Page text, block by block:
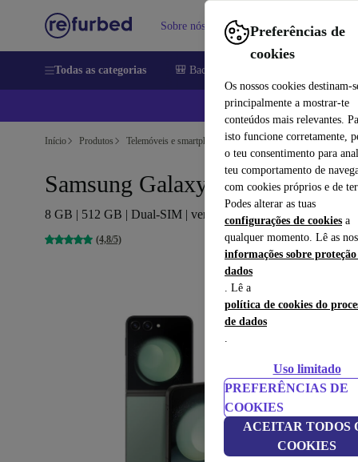
Preferências de
cookies
Os nossos cookies destinam-
principalmente a mostrar-te
conteúdos mais relevantes.
isto funcione corretamente,
o teu consentimento para
teu comportamento de
com cookies próprios e de
Podes alterar as tuas
configurações de cookies a
qualquer momento. Lê as
informações sobre
dados
. Lê a
política de cookies do
de dados
.
Uso limitado
PREFERÊNCIAS DE
COOKIES
ACEITAR TODOS
COOKIES
Sobre nós Vender Ajuda
Todas as categorias 🎒 Back to school
📱
Início Produtos Telemóveis e smartphones Telemóveis Samsung Galaxy
Samsung Galaxy Z Flip 5
8 GB | 512 GB | Dual-SIM | verde
(4,8/5)